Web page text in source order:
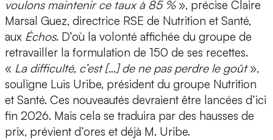
voulons maintenir ce taux à 85 %», précise Claire
Marsal Guez, directrice RSE de Nutrition et Santé,
aux Échos. D’où la volonté affichée du groupe de
retravailler la formulation de 150 de ses recettes.
« La difficulté, c’est […] de ne pas perdre le goût»,
souligne Luis Uribe, président du groupe Nutrition
et Santé. Ces nouveautés devraient être lancées d’ici
fin 2026. Mais cela se traduira par des hausses de
prix, prévient d’ores et déjà M. Uribe.